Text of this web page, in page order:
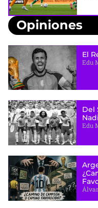
Opiniones
El
Edu
Del
Edu